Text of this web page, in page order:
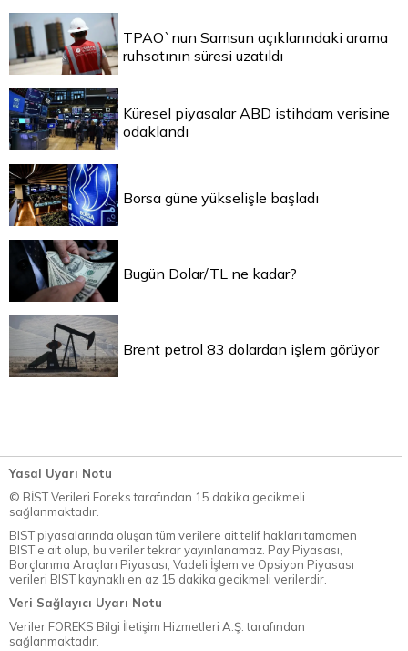
TPAO`nun Samsun açıklarındaki arama
ruhsatının süresi uzatıldı
Küresel piyasalar ABD istihdam verisine
odaklandı
Borsa güne yükselişle başladı
Bugün Dolar/TL ne kadar?
Brent petrol 83 dolardan işlem görüyor
Yasal Uyarı Notu
© BİST Verileri Foreks tarafından 15 dakika gecikmeli
sağlanmaktadır.
BIST piyasalarında oluşan tüm verilere ait telif hakları tamamen
BIST'e ait olup, bu veriler tekrar yayınlanamaz. Pay Piyasası,
Borçlanma Araçları Piyasası, Vadeli İşlem ve Opsiyon Piyasası
verileri BIST kaynaklı en az 15 dakika gecikmeli verilerdir.
Veri Sağlayıcı Uyarı Notu
Veriler FOREKS Bilgi İletişim Hizmetleri A.Ş. tarafından
sağlanmaktadır.